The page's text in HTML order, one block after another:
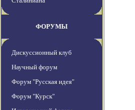
ФОРУМЫ
Дискуссионный клуб
Научный форум
Форум "Русская идея"
Форум "Курск"